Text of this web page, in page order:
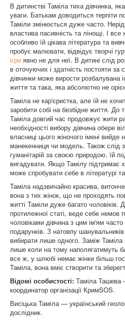
В дитинстві Таміла тиха дівчинка,
уваги. Батькам доводиться терпіти
Таміли змінюється дуже часто.
властива пасивність та лінощі. І
особливо їй цікава література та
пробує малювати, відвідує творчі
ігри явно не для неї. В дитині слід
в оточуючих і здатність постояти за
дівчинки може вирости розбалувана
життя та така, яка абсолютно не
Таміла не кар'єристка, але їй не
заробити собі на безбідне життя. До
Таміла довгий час продовжує жити
необхідності вибору дівчина обере
власниці цього жіночого імені вийде
манекенниця чи модель. Також слід
гуманітарій за своєю природою, їй
вигадувати. Якщо Тамілу підтримає
може спробувати себе в літературі
Таміла надзвичайно красива,
вона з тих жінок, що не проходять
житті Таміли дуже багато
протилежної статі, веде себе немов
чоловіками дівчина з цим ім'ям
подарунків. З натовпу
вибирати лише одного. Заміж Таміла
лише коли на тому наполягатимуть
все ж, у шлюбі немає жінки більш
Таміла, вона вміє створити та
Відомі особистості: Таміла Ташева
координатор організації КримSOS.
Висіцька Таміла — український
дослідник.